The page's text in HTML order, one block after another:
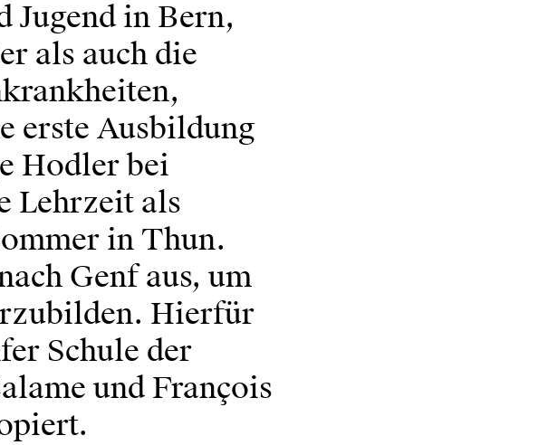
Jugend in Bern,
als auch die
erste Ausbildung
Hodler bei
Lehrzeit als
in Thun.
Genf aus, um
Hierfür
Schule der
und François